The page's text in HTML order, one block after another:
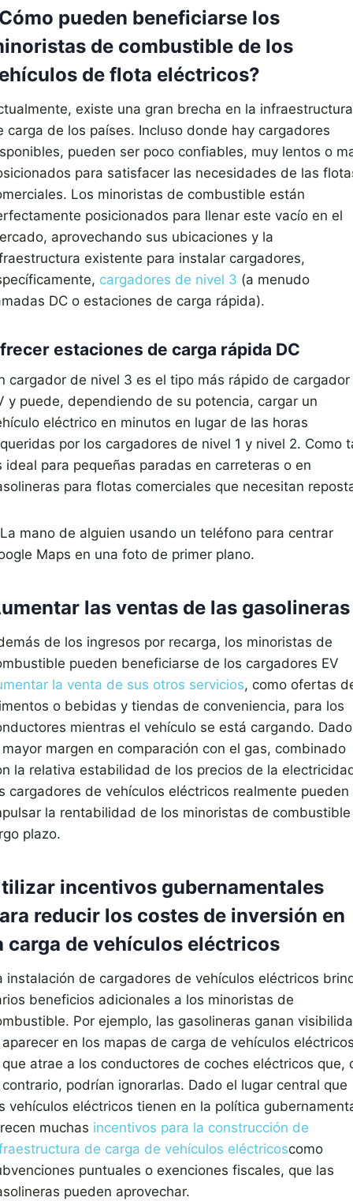
pueden beneficiarse los
de combustible de los
de flota eléctricos?
existe una gran brecha en la infraestructura
carga de los países. Incluso donde hay cargadores
pueden ser poco confiables, muy lentos o
para satisfacer las necesidades de las
Los minoristas de combustible están
posicionados para llenar este vacío en el
aprovechando sus ubicaciones y la
existente para instalar cargadores,
cargadores de nivel 3 (a menudo
DC o estaciones de carga rápida).
estaciones de carga rápida DC
cargador de nivel 3 es el tipo más rápido de cargador
y puede, dependiendo de su potencia, cargar un
eléctrico en minutos en lugar de las horas
por los cargadores de nivel 1 y nivel 2. Como
ideal para pequeñas paradas en carreteras o en
para flotas comerciales que necesitan
las ventas de las gasolineras
de los ingresos por recarga, los minoristas de
pueden beneficiarse de los cargadores EV
la venta de sus otros servicios, como ofertas
o bebidas y tiendas de conveniencia, para los
mientras el vehículo se está cargando. Dado
margen en comparación con el gas, combinado
la relativa estabilidad de los precios de la
cargadores de vehículos eléctricos realmente pueden
la rentabilidad de los minoristas de
plazo.
incentivos gubernamentales
reducir los costes de inversión en
carga de vehículos eléctricos
instalación de cargadores de vehículos eléctricos
beneficios adicionales a los minoristas de
Por ejemplo, las gasolineras ganan
en los mapas de carga de vehículos
atrae a los conductores de coches eléctricos que,
podrían ignorarlas. Dado el lugar central que
vehículos eléctricos tienen en la política
muchas incentivos para la construcción de
de carga de vehículos eléctricoscomo
puntuales o exenciones fiscales, que las
pueden aprovechar.